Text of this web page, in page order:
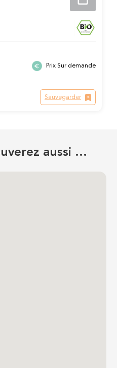
Prix Sur demande
Sauvegarder
aussi …